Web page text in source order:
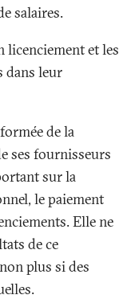
salaires.
licenciement et les
dans leur
de la
ses fournisseurs
sur la
le paiement
Elle ne
de ce
plus si des